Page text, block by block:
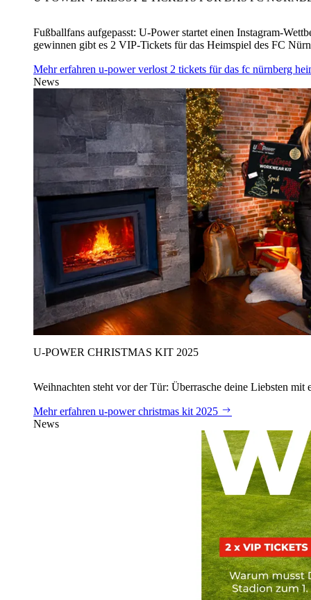
Fußballfans aufgepasst: U‑Power startet einen Instagram-
gewinnen gibt es 2 VIP-Tickets für das Heimspiel des FC
Mehr erfahren u‑power verlost 2 tickets für das fc nürnberg
News
U‑POWER CHRISTMAS KIT 2025
Weihnachten steht vor der Tür: Überrasche deine Liebsten
Mehr erfahren u‑power christmas kit 2025
News